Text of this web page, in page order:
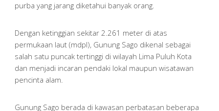
purba yang jarang diketahui banyak orang.
Dengan ketinggian sekitar 2.261 meter di atas
permukaan laut (mdpl), Gunung Sago dikenal sebagai
salah satu puncak tertinggi di wilayah Lima Puluh Kota
dan menjadi incaran pendaki lokal maupun wisatawan
pencinta alam.
Gunung Sago berada di kawasan perbatasan beberapa